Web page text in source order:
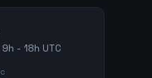
- 18h UTC